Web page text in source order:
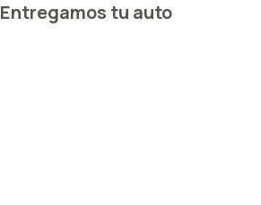
Entregamos tu auto